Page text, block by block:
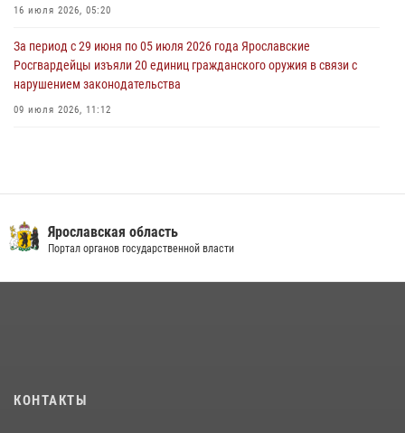
28 июля 2026, 14:56
16 июля 2026, 05:20
За период с 29 июня по 05 июля 2026 года Ярославские
Росгвардейцы изъяли 20 единиц гражданского оружия в связи с
нарушением законодательства
09 июля 2026, 11:12
Росгвардейцы оказали помощь пострадавшему в ДТП
мотоциклисту в Ярославле
Ярославская область
Портал органов государственной власти
КОНТАКТЫ